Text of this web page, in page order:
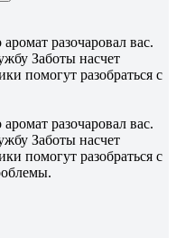
разочаровал вас.
Заботы насчет
помогут разобраться с
разочаровал вас.
Заботы насчет
помогут разобраться с